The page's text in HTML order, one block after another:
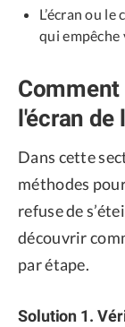
L’écran ou
qui
Comment
l'écran de
Dans cette
méthodes
refuse de
découvrir
par étape.
Solution 1.